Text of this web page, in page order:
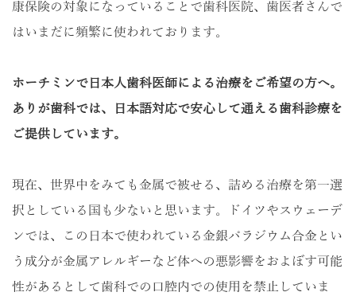
康保険の対象になっていることで歯科医院、歯医者さんで
はいまだに頻繁に使われております。
ホーチミンで日本人歯科医師による治療をご希望の方へ。
ありが歯科では、日本語対応で安心して通える歯科診療を
ご提供しています。
現在、世界中をみても金属で被せる、詰める治療を第一選
択としている国も少ないと思います。ドイツやスウェーデ
ンでは、この日本で使われている金銀パラジウム合金とい
う成分が金属アレルギーなど体への悪影響をおよぼす可能
性があるとして歯科での口腔内での使用を禁止していま